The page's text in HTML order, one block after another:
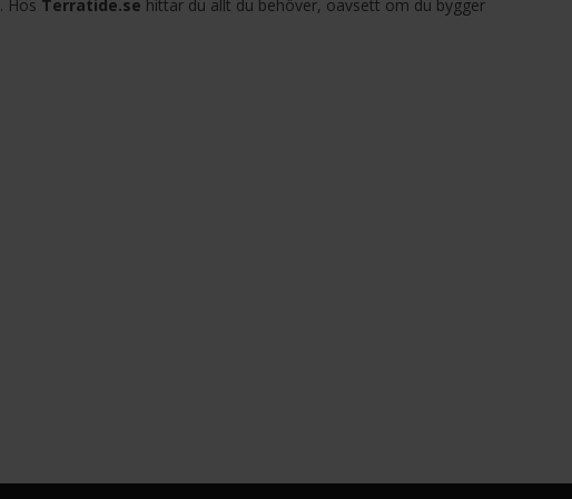
. Hos Terratide.se hittar du allt du behöver, oavsett om du bygger